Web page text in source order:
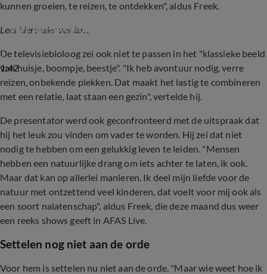
kunnen groeien, te reizen, te ontdekken", aldus Freek.
Lees hieronder verder...
1:42
Het liefdesleven van Freek Vonk
De televisiebioloog zei ook niet te passen in het "klassieke beeld
van huisje, boompje, beestje". "Ik heb avontuur nodig, verre
reizen, onbekende plekken. Dat maakt het lastig te combineren
met een relatie, laat staan een gezin", vertelde hij.
De presentator werd ook geconfronteerd met de uitspraak dat
hij het leuk zou vinden om vader te worden. Hij zei dat niet
nodig te hebben om een gelukkig leven te leiden. "Mensen
hebben een natuurlijke drang om iets achter te laten, ik ook.
Maar dat kan op allerlei manieren. Ik deel mijn liefde voor de
natuur met ontzettend veel kinderen, dat voelt voor mij ook als
een soort nalatenschap", aldus Freek, die deze maand dus weer
een reeks shows geeft in AFAS Live.
Settelen nog niet aan de orde
Voor hem is settelen nu niet aan de orde. "Maar wie weet hoe ik